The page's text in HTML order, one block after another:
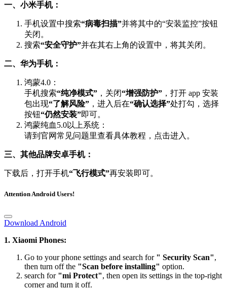
一、小米手机：
手机设置中搜索“病毒扫描”并将其中的“安装监控”按钮
关闭。
搜索“安全守护”并在其右上角的设置中，将其关闭。
二、华为手机：
鸿蒙4.0：
手机搜索“纯净模式” ，关闭“增强防护” ，打开 app 安装
包出现“了解风险” ，进入后在“确认选择”处打勾，选择
按钮“仍然安装”即可。
鸿蒙纯血5.0以上系统：
请到官网常见问题里查看具体教程，点击进入。
三、其他品牌安卓手机：
下载后，打开手机“飞行模式”再安装即可。
Attention Android Users!
Download Android
1. Xiaomi Phones:
Go to your phone settings and search for " Security Scan",
then turn off the "Scan before installing" option.
search for "mi Protect", then open its settings in the top-right
corner and turn it off.